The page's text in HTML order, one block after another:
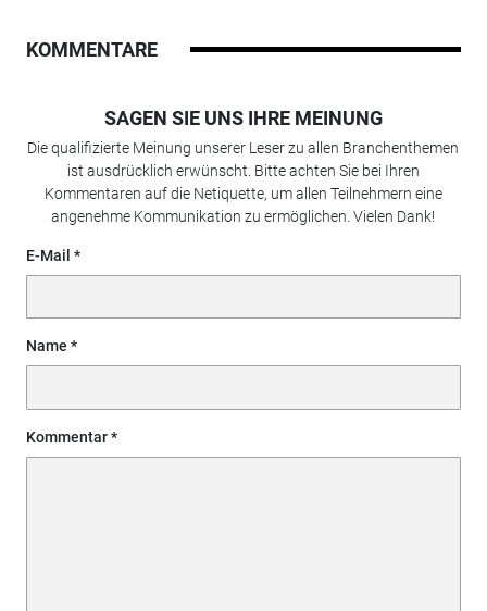
KOMMENTARE
SAGEN SIE UNS IHRE MEINUNG
Die qualifizierte Meinung unserer Leser zu allen Branchenthemen
ist ausdrücklich erwünscht. Bitte achten Sie bei Ihren
Kommentaren auf die Netiquette, um allen Teilnehmern eine
angenehme Kommunikation zu ermöglichen. Vielen Dank!
E-Mail
Name
Kommentar